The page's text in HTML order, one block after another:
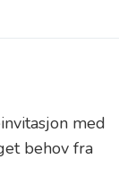
med
behov fra